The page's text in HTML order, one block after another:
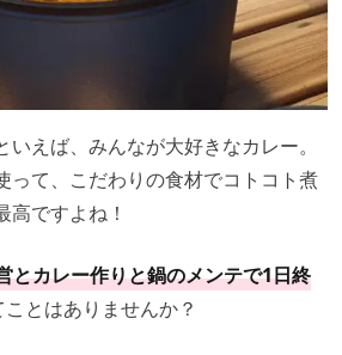
えば、みんなが大好きなカレー。
って、こだわりの食材でコトコト煮
ですよね！
とカレー作りと鍋のメンテで1日終
とはありませんか？